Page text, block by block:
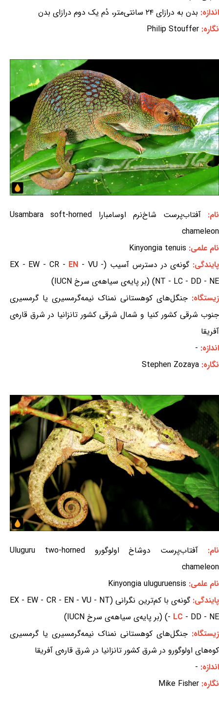
اندازه: بدن به درازای ۲۴ سانتی‌متر، دُم یک دوم درازای بدن
نگاره: Philip Stouffer
نام:
آفتاب‌پرست شاخ‌نرم اوسامبارا Usambara soft-horned
chameleon
نام علمی: Kinyongia tenuis
پایندگی:گونه‌ی در دسترس آسیب (EX - EW - CR - EN - VU -
NT - LC - DD - NE) (بر پایه‌ی سیاهه‌ی سرخ IUCN)
زیستگاه: جنگل‌های کوهستانی نمناک نیمه‌گرمسیری یا گرمسیری
جنوب شرقی کشور کنیا و شمال شرقی کشور تانزانیا در شرق قاره‌ی
آفریقا
اندازه: -
نگاره: Stephen Zozaya
نام:
آفتاب‌پرست دوشاخ اولوگورو Uluguru two-horned
chameleon
نام علمی: Kinyongia uluguruensis
پایندگی:
گونه‌ی با کم‌ترین نگرانی (EX - EW - CR - EN - VU - NT
- LC - DD - NE) (بر پایه‌ی سیاهه‌ی سرخ IUCN)
زیستگاه: جنگل‌های کوهستانی نمناک نیمه‌گرمسیری یا گرمسیری
کوه‌های اولوگورو در شرق کشور تانزانیا در شرق قاره‌ی آفریقا
اندازه: -
نگاره: Mike Fisher